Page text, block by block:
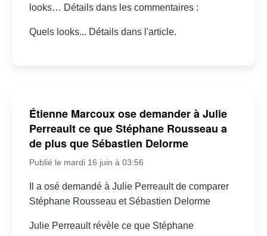
looks… Détails dans les commentaires :
Quels looks... Détails dans l'article.
Étienne Marcoux ose demander à Julie
Perreault ce que Stéphane Rousseau a
de plus que Sébastien Delorme
Publié le mardi 16 juin à 03:56
Il a osé demandé à Julie Perreault de comparer
Stéphane Rousseau et Sébastien Delorme
Julie Perreault révèle ce que Stéphane